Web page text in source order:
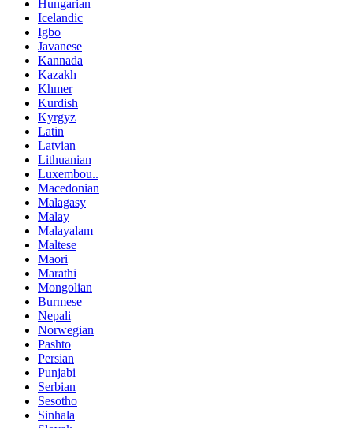
Hungarian
Icelandic
Igbo
Javanese
Kannada
Kazakh
Khmer
Kurdish
Kyrgyz
Latin
Latvian
Lithuanian
Luxembou..
Macedonian
Malagasy
Malay
Malayalam
Maltese
Maori
Marathi
Mongolian
Burmese
Nepali
Norwegian
Pashto
Persian
Punjabi
Serbian
Sesotho
Sinhala